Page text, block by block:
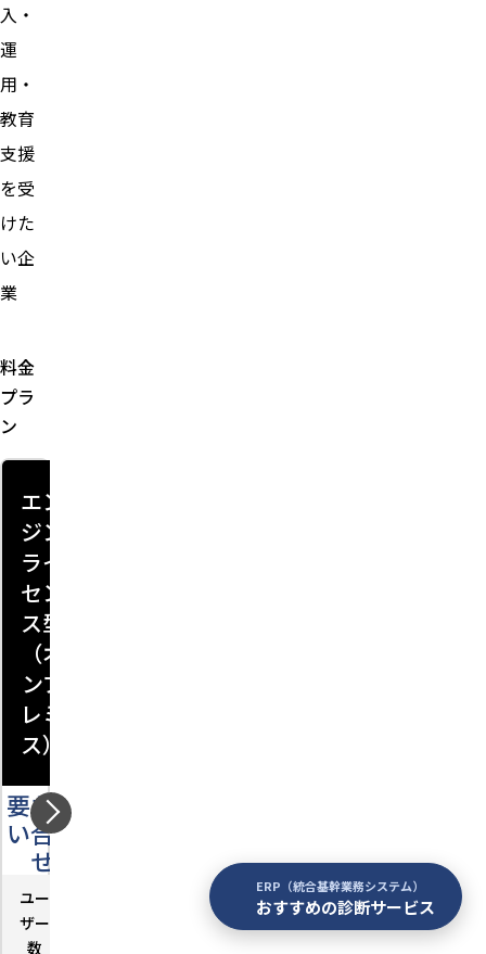
入・
運
用・
教育
支援
を受
けた
い企
業
料金
プラ
ン
エン
ジン
ライ
セン
ス型
（オ
ンプ
レミ
ス）
要お問
い合わ
せ
ユー
ザー
数
－
ERP（統合基幹業務システム）
おすすめの診断サービス